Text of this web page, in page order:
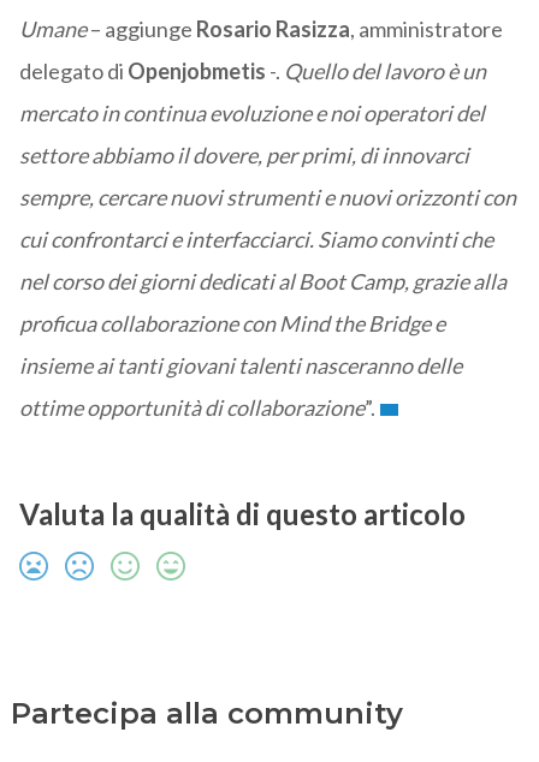
Umane– aggiunge Rosario Rasizza, amministratore
delegato di Openjobmetis -. Quello del lavoro è un
mercato in continua evoluzione e noi operatori del
settore abbiamo il dovere, per primi, di innovarci
sempre, cercare nuovi strumenti e nuovi orizzonti con
cui confrontarci e interfacciarci. Siamo convinti che
nel corso dei giorni dedicati al Boot Camp, grazie alla
proficua collaborazione con Mind the Bridge e
insieme ai tanti giovani talenti nasceranno delle
ottime opportunità di collaborazione”.
Valuta la qualità di questo articolo
Partecipa alla community